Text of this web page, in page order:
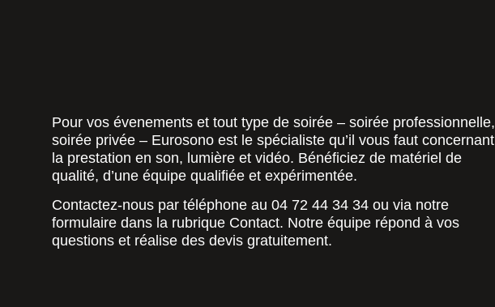
Pour vos évenements et tout type de soirée – soirée professionnelle,
soirée privée – Eurosono est le spécialiste qu’il vous faut concernant
la prestation en son, lumière et vidéo. Bénéficiez de matériel de
qualité, d’une équipe qualifiée et expérimentée.
Contactez-nous par téléphone au 04 72 44 34 34 ou via notre
formulaire dans la rubrique Contact. Notre équipe répond à vos
questions et réalise des devis gratuitement.